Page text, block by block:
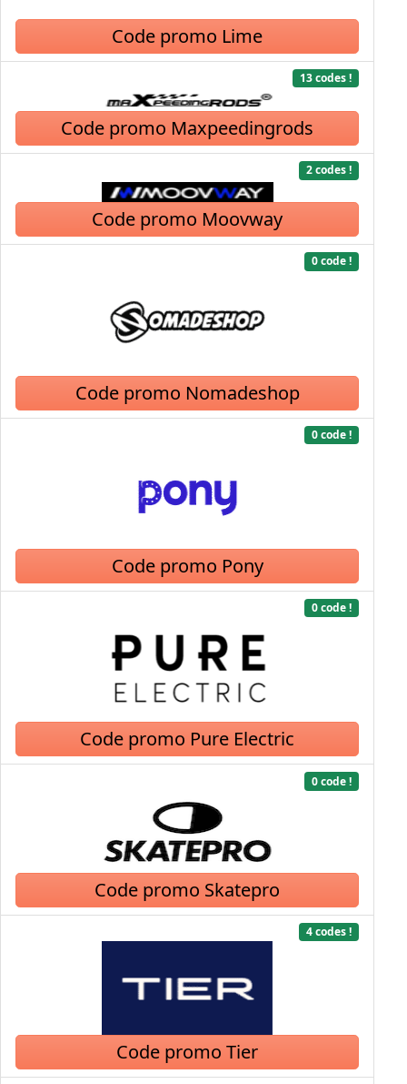
Code promo Lime
13 codes !
Code promo Maxpeedingrods
2 codes !
Code promo Moovway
0 code !
Code promo Nomadeshop
0 code !
Code promo Pony
0 code !
Code promo Pure Electric
0 code !
Code promo Skatepro
4 codes !
Code promo Tier